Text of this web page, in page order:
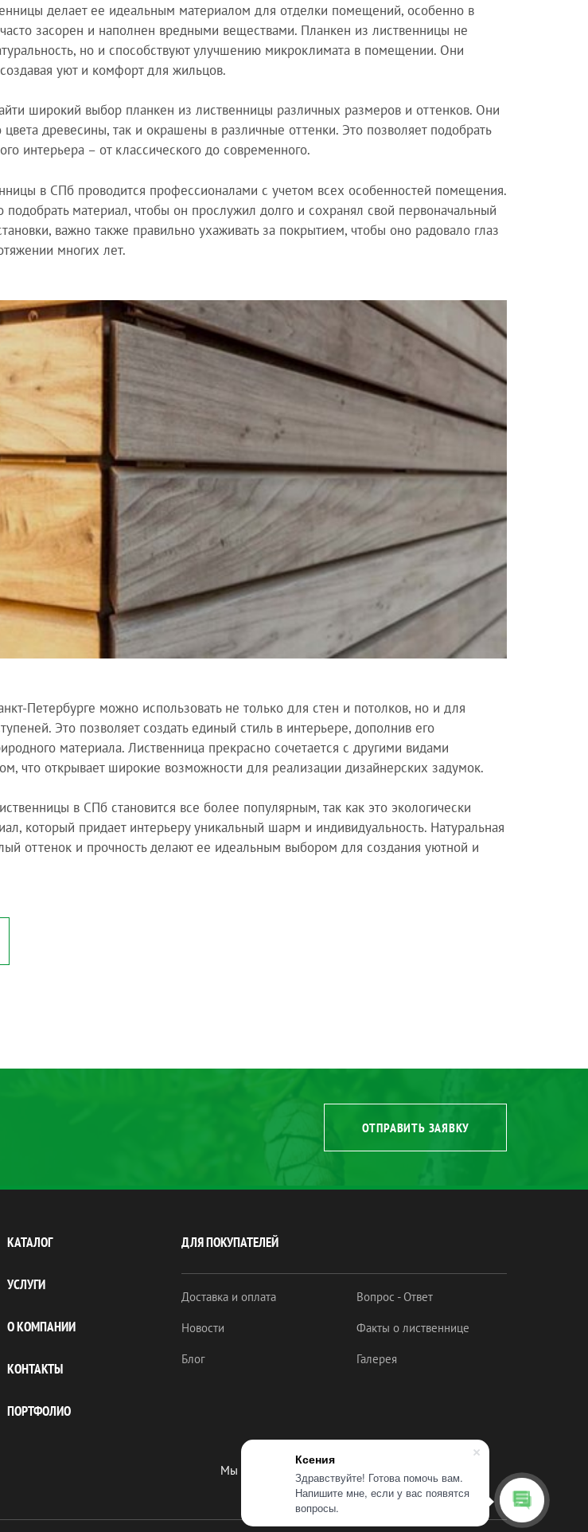
Ксения
Здравствуйте! Готова помочь вам.
Напишите мне, если у вас появятся
вопросы.
делает ее идеальным материалом для отделки помещений, особенно в
засорен и наполнен вредными веществами. Планкен из лиственницы не
но и способствуют улучшению микроклимата в помещении. Они
уют и комфорт для жильцов.
широкий выбор планкен из лиственницы различных размеров и оттенков. Они
цвета древесины, так и окрашены в различные оттенки. Это позволяет подобрать
интерьера – от классического до современного.
в СПб проводится профессионалами с учетом всех особенностей помещения.
материал, чтобы он прослужил долго и сохранял свой первоначальный
важно также правильно ухаживать за покрытием, чтобы оно радовало глаз
многих лет.
Петербурге можно использовать не только для стен и потолков, но и для
Это позволяет создать единый стиль в интерьере, дополнив его
материала. Лиственница прекрасно сочетается с другими видами
что открывает широкие возможности для реализации дизайнерских задумок.
в СПб становится все более популярным, так как это экологически
который придает интерьеру уникальный шарм и индивидуальность. Натуральная
оттенок и прочность делают ее идеальным выбором для создания уютной и
ОТПРАВИТЬ ЗАЯВКУ
КАТАЛОГ
УСЛУГИ
О КОМПАНИИ
КОНТАКТЫ
ПОРТФОЛИО
ДЛЯ ПОКУПАТЕЛЕЙ
Доставка и оплата
Новости
Блог
Вопрос - Ответ
Факты о лиственнице
Галерея
Мы в соц. сетях: